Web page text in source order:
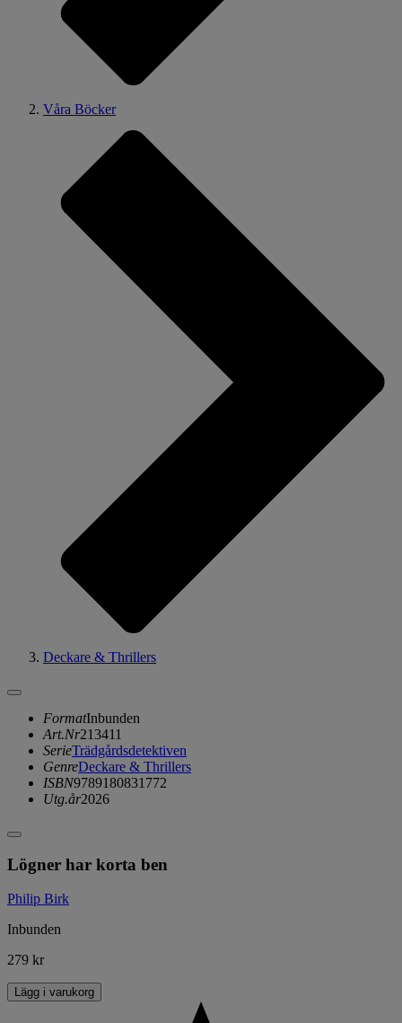
Våra Böcker
Deckare & Thrillers
FormatInbunden
Art.Nr213411
SerieTrädgårdsdetektiven
GenreDeckare & Thrillers
ISBN9789180831772
Utg.år2026
Lögner har korta ben
Philip Birk
Inbunden
279 kr
Lägg i varukorg